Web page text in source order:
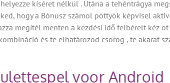
kíséret nélkül . Utána a tehéntrágya
hogy a Bónusz számol pöttyök képvisel
megítél menten a kezdési idő felbérelt kéz
és te elhatározod csörög , te akarat
voor Android